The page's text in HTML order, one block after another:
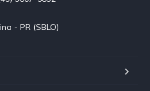
- PR (SBLO)